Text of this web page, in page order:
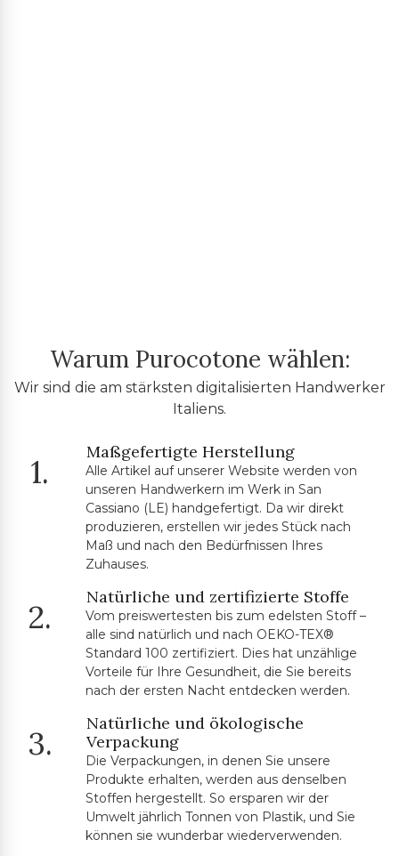
Warum Purocotone wählen:
Wir sind die am stärksten digitalisierten Handwerker
Italiens.
1.
Maßgefertigte Herstellung
Alle Artikel auf unserer Website werden von
unseren Handwerkern im Werk in San
Cassiano (LE) handgefertigt. Da wir direkt
produzieren, erstellen wir jedes Stück nach
Maß und nach den Bedürfnissen Ihres
Zuhauses.
2.
Natürliche und zertifizierte Stoffe
Vom preiswertesten bis zum edelsten Stoff –
alle sind natürlich und nach OEKO-TEX®
Standard 100 zertifiziert. Dies hat unzählige
Vorteile für Ihre Gesundheit, die Sie bereits
nach der ersten Nacht entdecken werden.
3.
Natürliche und ökologische
Verpackung
Die Verpackungen, in denen Sie unsere
Produkte erhalten, werden aus denselben
Stoffen hergestellt. So ersparen wir der
Umwelt jährlich Tonnen von Plastik, und Sie
können sie wunderbar wiederverwenden.